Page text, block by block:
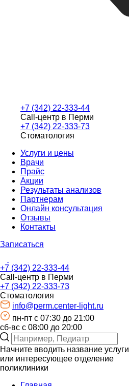
+7 (342) 22-333-44
Call-центр в Перми
+7 (342) 22-333-73
Стоматология
Услуги и цены
Врачи
Прайс
Акции
Результаты анализов
Партнерам
Онлайн консультация
Отзывы
Контакты
Записаться
+7 (342) 22-333-44
Call-центр в Перми
+7 (342) 22-333-73
Стоматология
info@perm.center-light.ru
пн-пт c 07:30 до 21:00
сб-вс с 08:00 до 20:00
Начните вводить название услуги
или интересующее отделение
поликлиники